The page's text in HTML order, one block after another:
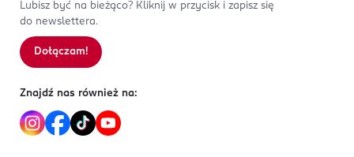
Lubisz być na bieżąco? Kliknij w przycisk i zapisz się
do newslettera.
Dołączam!
Znajdź nas również na: